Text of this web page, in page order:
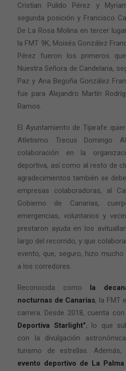
Cristian Pulido Pérez y
segunda posición y Francisco
De La Rosa Molina en tercer
la FMT 9K, Moisés González
Pérez fueron los primeros
Nuestra Señora de Candelaria,
Paz y Ana Begoña González
fue para Alejandro Martín
Ramos.
El Ayuntamiento de Tijarafe
Atletismo Trecus Domingo
colaboración en la
deportiva, así como al resto de
agradecimientos también se
empresas colaboradoras, al
Gobierno de Canarias,
emergencias, voluntarios y
prestaron ayuda en los
largo del recorrido, y que
evento, que, seguro, hizo
a los corredores.
Reconocida como la
nocturnas de Canarias, la FMT
carrera. Desde 2018, cuenta
Deportiva Starlight”, lo que
con la divulgación
turismo de estrellas. Además,
evento deportivo de La